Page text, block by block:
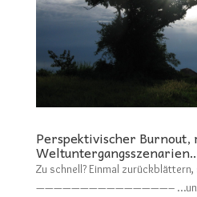
Perspektivischer Burnout,
Zu schnell? Einmal
———————————————– …und